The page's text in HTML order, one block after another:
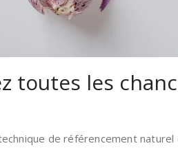
toutes les
de référencement